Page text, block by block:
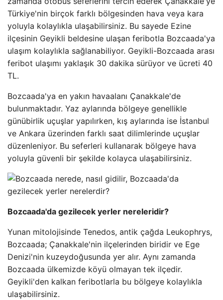
Türkiye'nin birçok farklı bölgesinden hava veya kara
yoluyla kolaylıkla ulaşabilirsiniz. Bu sayede Ezine
ilçesinin Geyikli beldesine ulaşan feribotla Bozcaada'ya
ulaşım kolaylıkla sağlanabiliyor. Geyikli-Bozcaada arası
feribot ulaşımı yaklaşık 30 dakika sürüyor ve ücreti 40
TL.
Bozcaada'ya en yakın havaalanı Çanakkale'de
bulunmaktadır. Yaz aylarında bölgeye genellikle
günübirlik uçuşlar yapılırken, kış aylarında ise İstanbul
ve Ankara üzerinden farklı saat dilimlerinde uçuşlar
düzenleniyor. Bu seferleri kullanarak bölgeye hava
yoluyla güvenli bir şekilde kolayca ulaşabilirsiniz.
Bozcaada'da gezilecek yerler nereleridir?
Yunan mitolojisinde Tenedos, antik çağda Leukophrys,
Bozcaada; Çanakkale'nin ilçelerinden biridir ve Ege
Denizi'nin kuzeydoğusunda yer alır. Aynı zamanda
Bozcaada ülkemizde köyü olmayan tek ilçedir.
Geyikli'den kalkan feribotlarla bu bölgeye kolaylıkla
ulaşabilirsiniz.